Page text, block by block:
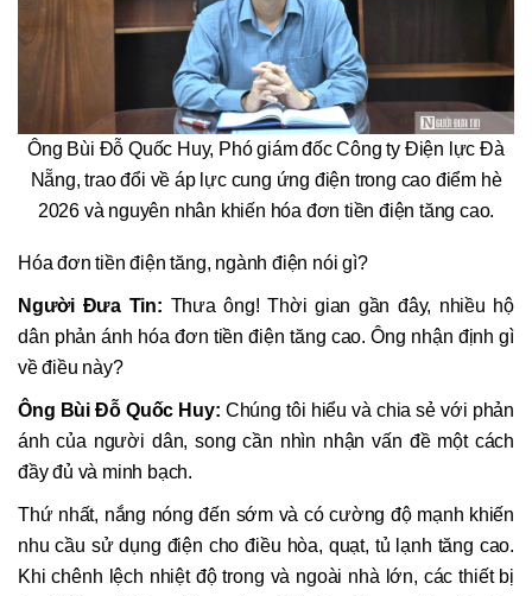
Ông Bùi Đỗ Quốc Huy, Phó giám đốc Công ty Điện lực Đà
Nẵng, trao đổi về áp lực cung ứng điện trong cao điểm hè
2026 và nguyên nhân khiến hóa đơn tiền điện tăng cao.
Hóa đơn tiền điện tăng, ngành điện nói gì?
Người Đưa Tin: Thưa ông! Thời gian gần đây, nhiều hộ
dân phản ánh hóa đơn tiền điện tăng cao. Ông nhận định gì
về điều này?
Ông Bùi Đỗ Quốc Huy: Chúng tôi hiểu và chia sẻ với phản
ánh của người dân, song cần nhìn nhận vấn đề một cách
đầy đủ và minh bạch.
Thứ nhất, nắng nóng đến sớm và có cường độ mạnh khiến
nhu cầu sử dụng điện cho điều hòa, quạt, tủ lạnh tăng cao.
Khi chênh lệch nhiệt độ trong và ngoài nhà lớn, các thiết bị